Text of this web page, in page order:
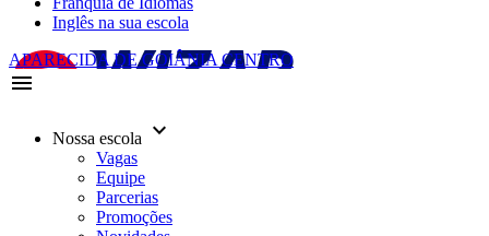
Inglês na sua escola
APARECIDA DE GOIÂNIA CENTRO
menu
Nossa escola keyboard_arrow_down
Vagas
Equipe
Parcerias
Promoções